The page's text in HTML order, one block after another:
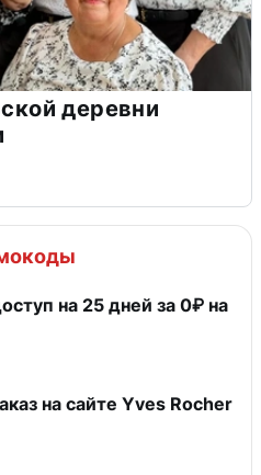
деревни
на 25 дней за 0₽ на
на сайте Yves Rocher